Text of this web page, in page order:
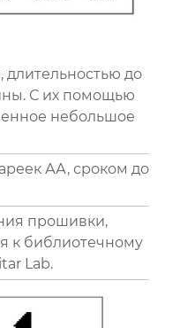
до
С их помощью
небольшое
АА, сроком до
прошивки,
к библиотечному
Lab.